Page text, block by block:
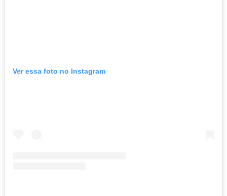
Ver essa foto no Instagram